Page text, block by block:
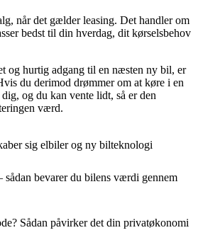
når det gælder leasing. Det handler om
bedst til din hverdag, dit kørselsbehov
og hurtig adgang til en næsten ny bil, er
du derimod drømmer om at køre i en
og du kan vente lidt, så er den
værd.
sig elbiler og ny bilteknologi
sådan bevarer du bilens værdi gennem
Sådan påvirker det din privatøkonomi